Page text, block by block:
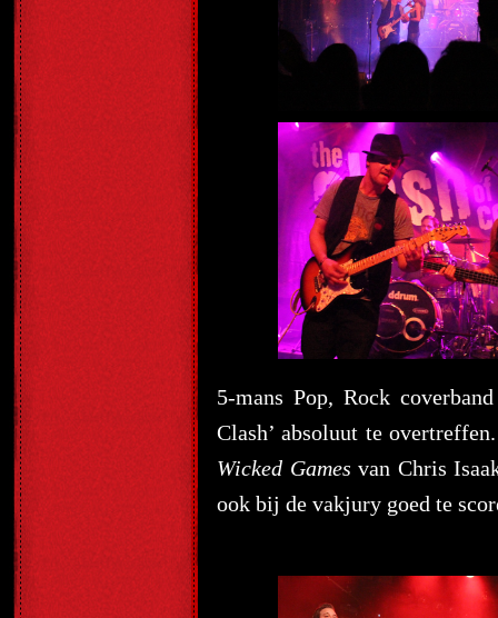
5-mans Pop, Rock
Clash’ absoluut te
Wicked Games van Chris
ook bij de vakjury goed te